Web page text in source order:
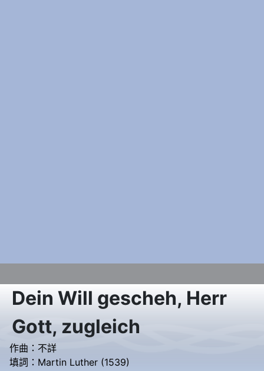
Dein Will gescheh, Herr
Gott, zugleich
作曲： 不詳
填詞： Martin Luther (1539)